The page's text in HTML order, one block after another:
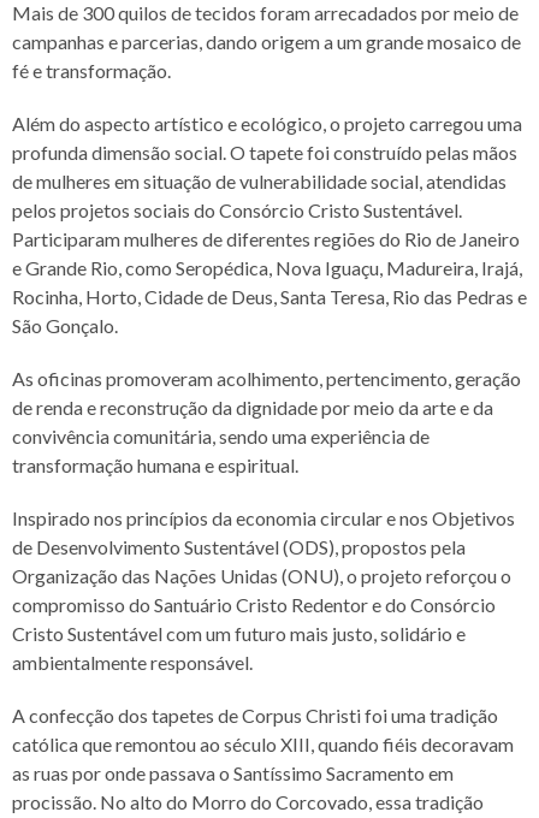
Mais de 300 quilos de tecidos foram arrecadados por meio de
campanhas e parcerias, dando origem a um grande mosaico de
fé e transformação.
Além do aspecto artístico e ecológico, o projeto carregou uma
profunda dimensão social. O tapete foi construído pelas mãos
de mulheres em situação de vulnerabilidade social, atendidas
pelos projetos sociais do Consórcio Cristo Sustentável.
Participaram mulheres de diferentes regiões do Rio de Janeiro
e Grande Rio, como Seropédica, Nova Iguaçu, Madureira, Irajá,
Rocinha, Horto, Cidade de Deus, Santa Teresa, Rio das Pedras e
São Gonçalo.
As oficinas promoveram acolhimento, pertencimento, geração
de renda e reconstrução da dignidade por meio da arte e da
convivência comunitária, sendo uma experiência de
transformação humana e espiritual.
Inspirado nos princípios da economia circular e nos Objetivos
de Desenvolvimento Sustentável (ODS), propostos pela
Organização das Nações Unidas (ONU), o projeto reforçou o
compromisso do Santuário Cristo Redentor e do Consórcio
Cristo Sustentável com um futuro mais justo, solidário e
ambientalmente responsável.
A confecção dos tapetes de Corpus Christi foi uma tradição
católica que remontou ao século XIII, quando fiéis decoravam
as ruas por onde passava o Santíssimo Sacramento em
procissão. No alto do Morro do Corcovado, essa tradição